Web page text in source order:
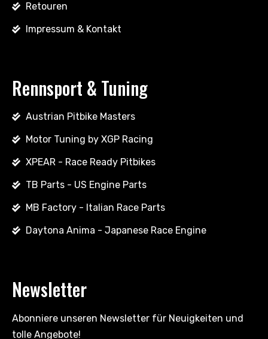
Retouren
Impressum & Kontakt
Rennsport & Tuning
Austrian Pitbike Masters
Motor Tuning by XGP Racing
XPEAR - Race Ready Pitbikes
TB Parts - US Engine Parts
MB Factory - Italian Race Parts
Daytona Anima - Japanese Race Engine
Newsletter
Abonniere unseren Newsletter für Neuigkeiten und
tolle Angebote!